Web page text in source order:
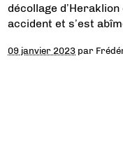
décollage
accident et s’est
09 janvier 2023 par